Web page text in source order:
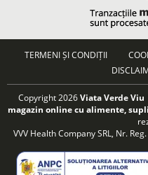
TERMENI ȘI CONDIȚII
Copyright 2026Viata Verde
magazin online cu alimente,
VVV Health Company SRL, Nr.